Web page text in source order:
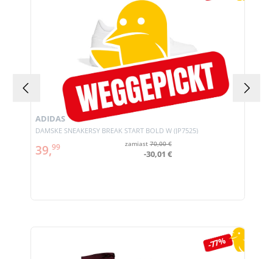
DAMSKE SNEAKERSY BREAK START BOLD W (JP7525)
ADIDAS
39,99 zamiast70,00 €
-30,01 €
-77%